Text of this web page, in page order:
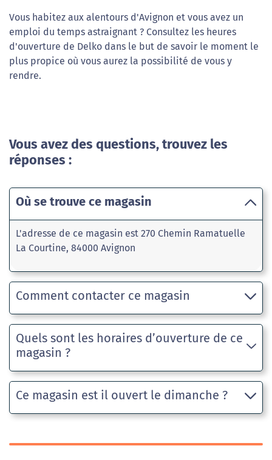
Vous habitez aux alentours d'Avignon et vous avez un
emploi du temps astraignant ? Consultez les heures
d'ouverture de Delko dans le but de savoir le moment le
plus propice où vous aurez la possibilité de vous y
rendre.
Vous avez des questions, trouvez les
réponses :
Où se trouve ce magasin
L'adresse de ce magasin est 270 Chemin Ramatuelle
La Courtine, 84000 Avignon
Comment contacter ce magasin
Quels sont les horaires d’ouverture de ce
magasin ?
Ce magasin est il ouvert le dimanche ?